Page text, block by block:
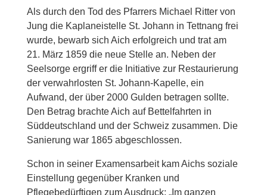
Als durch den Tod des Pfarrers Michael Ritter von
Jung die Kaplaneistelle St. Johann in Tettnang frei
wurde, bewarb sich Aich erfolgreich und trat am
21. März 1859 die neue Stelle an. Neben der
Seelsorge ergriff er die Initiative zur Restaurierung
der verwahrlosten St. Johann-Kapelle, ein
Aufwand, der über 2000 Gulden betragen sollte.
Den Betrag brachte Aich auf Bettelfahrten in
Süddeutschland und der Schweiz zusammen. Die
Sanierung war 1865 abgeschlossen.
Schon in seiner Examensarbeit kam Aichs soziale
Einstellung gegenüber Kranken und
Pflegebedürftigen zum Ausdruck: „Im ganzen